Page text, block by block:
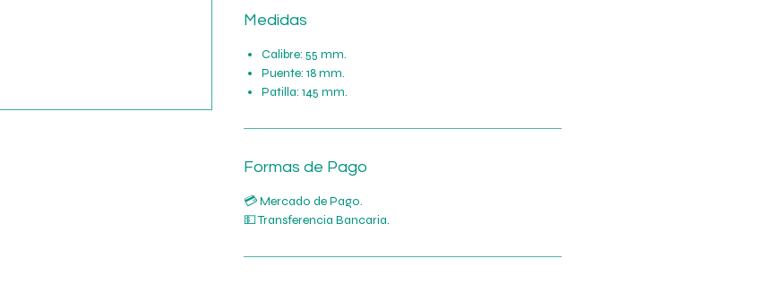
Medidas
Calibre: 55 mm.
Puente: 18 mm.
Patilla: 145 mm.
Formas de Pago
💳 Mercado de Pago.
💵 Transferencia Bancaria.